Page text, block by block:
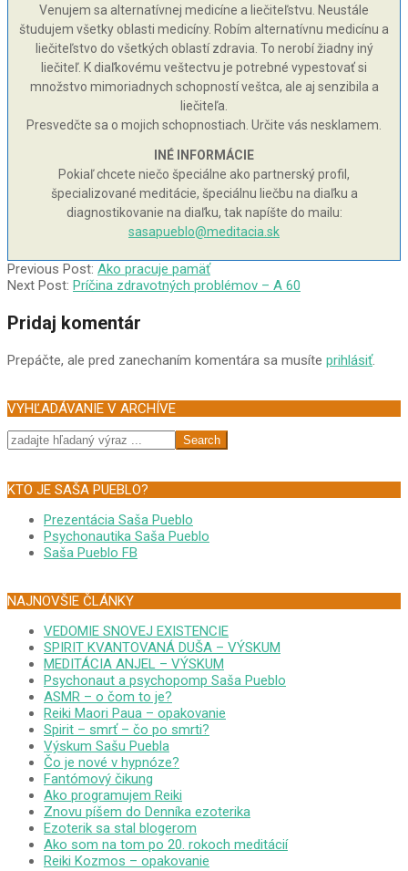
Venujem sa alternatívnej medicíne a liečiteľstvu. Neustále
študujem všetky oblasti medicíny. Robím alternatívnu medicínu a
liečiteľstvo do všetkých oblastí zdravia. To nerobí žiadny iný
liečiteľ. K diaľkovému veštectvu je potrebné vypestovať si
množstvo mimoriadnych schopností veštca, ale aj senzibila a
liečiteľa.
Presvedčte sa o mojich schopnostiach. Určite vás nesklamem.
INÉ INFORMÁCIE
Pokiaľ chcete niečo špeciálne ako partnerský profil,
špecializované meditácie, špeciálnu liečbu na diaľku a
diagnostikovanie na diaľku, tak napíšte do mailu:
sasapueblo@meditacia.sk
2004-
03-
Previous Post: Ako pracuje pamäť
Next Post: Príčina zdravotných problémov – A 60
Pridaj komentár
Prepáčte, ale pred zanechaním komentára sa musíte prihlásiť.
VYHĽADÁVANIE V ARCHÍVE
Search
KTO JE SAŠA PUEBLO?
Prezentácia Saša Pueblo
Psychonautika Saša Pueblo
Saša Pueblo FB
NAJNOVŠIE ČLÁNKY
VEDOMIE SNOVEJ EXISTENCIE
SPIRIT KVANTOVANÁ DUŠA – VÝSKUM
MEDITÁCIA ANJEL – VÝSKUM
Psychonaut a psychopomp Saša Pueblo
ASMR – o čom to je?
Reiki Maori Paua – opakovanie
Spirit – smrť – čo po smrti?
Výskum Sašu Puebla
Čo je nové v hypnóze?
Fantómový čikung
Ako programujem Reiki
Znovu píšem do Denníka ezoterika
Ezoterik sa stal blogerom
Ako som na tom po 20. rokoch meditácií
Reiki Kozmos – opakovanie